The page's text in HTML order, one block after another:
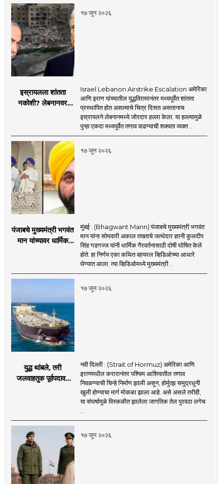
१७ जून २०२६
इस्रायलला शांतता
नकोशी? लेबनानवर
इराण-अमेरिकेत आरोप-
प्रत्यारोप
Israel Lebanon Airstrike Escalation अमेरिका
आणि इराण यांच्यातील युद्धविरामानंतर मध्यपूर्वेत शांतता
प्रस्थापित होत असल्याचे चित्र दिसत असतानाच
इस्रायलने लेबनानमध्ये जोरदार हल्ला केला. या हल्ल्यामुळे
पुन्हा एकदा मध्यपूर्वेत तणाव वाढण्याची शक्यता व्यक्त ..
१७ जून २०२६
पंजाबचे मुख्यमंत्री भगवंत
मान यांच्यावर धार्मिक
खळबळ
मुंबई : (Bhagwant Mann) पंजाबचे मुख्यमंत्री भगवंत
मान यांना सोमवारी अकाल तख्ताचे जत्थेदार ज्ञानी कुलदीप
सिंह गडगज्ज यांनी धार्मिक गैरवर्तनासाठी दोषी घोषित केले
होते. हा निर्णय एका कथित व्हायरल व्हिडिओच्या आधारे
घेण्यात आला. त्या व्हिडिओमध्ये मुख्यमंत्री ..
१७ जून २०२६
युद्ध थांबले, तरी
जलवाहतुक पूर्वपदावर
चिंता.
नवी दिल्ली : (Strait of Hormuz) अमेरिका आणि
इराणमधील करारानंतर पश्चिम आशियातील तणाव
निवळण्याची चिन्हे निर्माण झाली असून, होर्मुत्झ समुद्रधुनी
खुली होण्याचा मार्ग मोकळा झाला आहे. असे असले तरीही,
या संघर्षामुळे विस्कळीत झालेला जागतिक तेल पुरवठा लगेच
१७ जून २०२६